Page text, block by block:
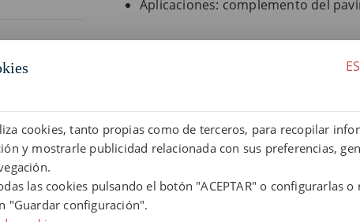
Aplicaciones: complemento del
contáctanos.
ES
cookies, tanto propias como de terceros, para recopilar
y mostrarle publicidad relacionada con sus preferencias,
las cookies pulsando el botón "ACEPTAR" o configurarlas o
"Guardar configuración".